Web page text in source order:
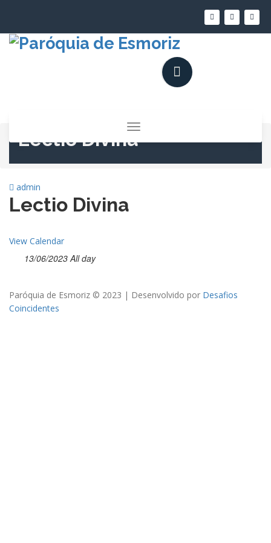
conteúdo
Alternar
a
Lectio Divina
admin
Lectio Divina
View Calendar
13/06/2023 All day
Paróquia de Esmoriz © 2023 | Desenvolvido por Desafios
Coincidentes